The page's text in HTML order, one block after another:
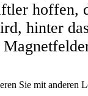
hoffen,
hinter
Sie mit anderen